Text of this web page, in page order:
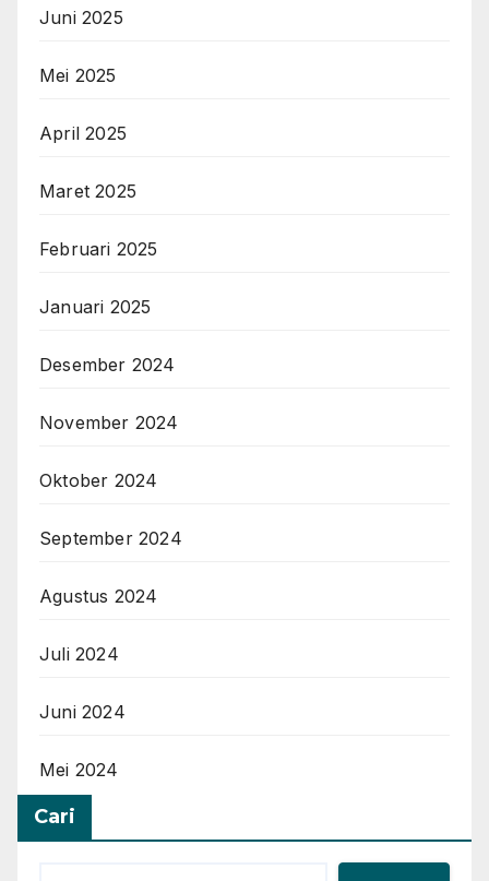
Juni 2025
Mei 2025
April 2025
Maret 2025
Februari 2025
Januari 2025
Desember 2024
November 2024
Oktober 2024
September 2024
Agustus 2024
Juli 2024
Juni 2024
Mei 2024
Cari